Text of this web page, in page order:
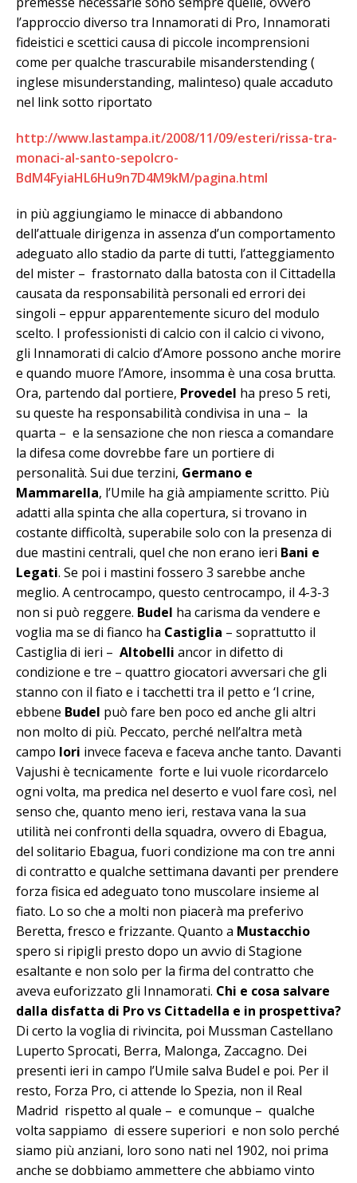
l’approccio diverso tra Innamorati di Pro, Innamorati
fideistici e scettici causa di piccole incomprensioni
come per qualche trascurabile misanderstending (
inglese misunderstanding, malinteso) quale accaduto
nel link sotto riportato
http://www.lastampa.it/2008/11/09/esteri/rissa-tra-
monaci-al-santo-sepolcro-
BdM4FyiaHL6Hu9n7D4M9kM/pagina.html
in più aggiungiamo le minacce di abbandono
dell’attuale dirigenza in assenza d’un comportamento
adeguato allo stadio da parte di tutti, l’atteggiamento
del mister – frastornato dalla batosta con il Cittadella
causata da responsabilità personali ed errori dei
singoli – eppur apparentemente sicuro del modulo
scelto. I professionisti di calcio con il calcio ci vivono,
gli Innamorati di calcio d’Amore possono anche morire
e quando muore l’Amore, insomma è una cosa brutta.
Ora, partendo dal portiere, Provedel ha preso 5 reti,
su queste ha responsabilità condivisa in una – la
quarta – e la sensazione che non riesca a comandare
la difesa come dovrebbe fare un portiere di
personalità. Sui due terzini, Germano e
Mammarella, l’Umile ha già ampiamente scritto. Più
adatti alla spinta che alla copertura, si trovano in
costante difficoltà, superabile solo con la presenza di
due mastini centrali, quel che non erano ieri Bani e
Legati. Se poi i mastini fossero 3 sarebbe anche
meglio. A centrocampo, questo centrocampo, il 4-3-3
non si può reggere. Budel ha carisma da vendere e
voglia ma se di fianco ha Castiglia – soprattutto il
Castiglia di ieri – Altobelli ancor in difetto di
condizione e tre – quattro giocatori avversari che gli
stanno con il fiato e i tacchetti tra il petto e ‘l crine,
ebbene Budel può fare ben poco ed anche gli altri
non molto di più. Peccato, perché nell’altra metà
campo Iori invece faceva e faceva anche tanto. Davanti
Vajushi è tecnicamente forte e lui vuole ricordarcelo
ogni volta, ma predica nel deserto e vuol fare così, nel
senso che, quanto meno ieri, restava vana la sua
utilità nei confronti della squadra, ovvero di Ebagua,
del solitario Ebagua, fuori condizione ma con tre anni
di contratto e qualche settimana davanti per prendere
forza fisica ed adeguato tono muscolare insieme al
fiato. Lo so che a molti non piacerà ma preferivo
Beretta, fresco e frizzante. Quanto a Mustacchio
spero si ripigli presto dopo un avvio di Stagione
esaltante e non solo per la firma del contratto che
aveva euforizzato gli Innamorati. Chi e cosa salvare
dalla disfatta di Pro vs Cittadella e in prospettiva?
Di certo la voglia di rivincita, poi Mussman Castellano
Luperto Sprocati, Berra, Malonga, Zaccagno. Dei
presenti ieri in campo l’Umile salva Budel e poi. Per il
resto, Forza Pro, ci attende lo Spezia, non il Real
Madrid rispetto al quale – e comunque – qualche
volta sappiamo di essere superiori e non solo perché
siamo più anziani, loro sono nati nel 1902, noi prima
anche se dobbiamo ammettere che abbiamo vinto